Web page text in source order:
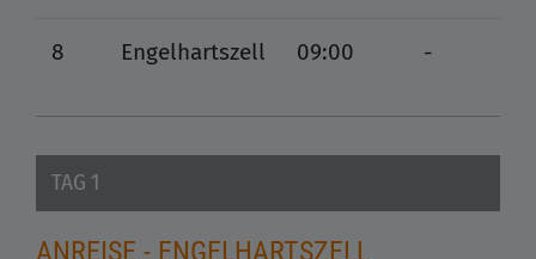
8 Engelhartszell 09:00 -
TAG 1
ANREISE - ENGELHARTSZELL